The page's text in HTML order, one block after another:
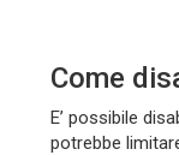
Come
E’ possibile
potrebbe